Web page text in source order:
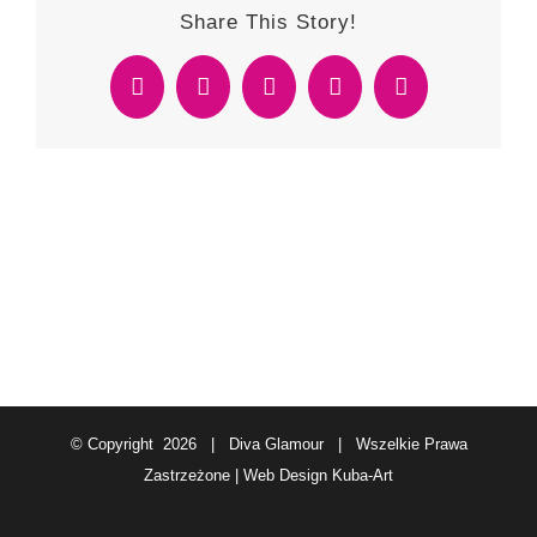
Share This Story!
FacebookTwitterReddit WhatsApp
Email
© Copyright 2026 | Diva Glamour | Wszelkie Prawa
Zastrzeżone | Web Design Kuba-Art